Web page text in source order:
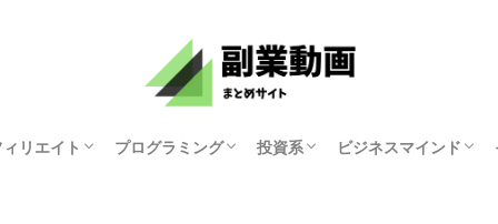
リエイト プログラミング 投資系 ビジネスマインド